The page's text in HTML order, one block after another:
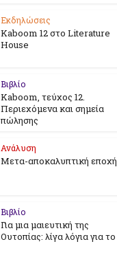
Εκδηλώσεις
Kaboom 12 στο Literature
House
Βιβλίο
Kaboom, τεύχος 12.
Περιεχόμενα και σημεία
πώλησης
Ανάλυση
Μετα-αποκαλυπτική εποχή
Βιβλίο
Για μια μαιευτική της
Ουτοπίας: λίγα λόγια για το